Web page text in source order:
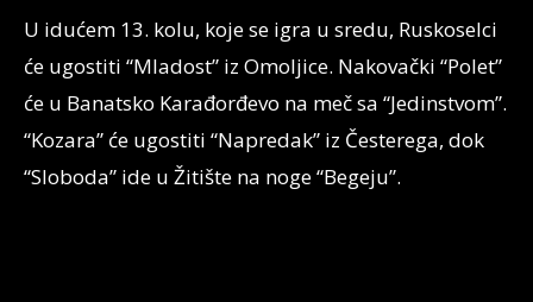
U idućem 13. kolu, koje se igra u sredu, Ruskoselci
će ugostiti “Mladost” iz Omoljice. Nakovački “Polet”
će u Banatsko Karađorđevo na meč sa “Jedinstvom”.
“Kozara” će ugostiti “Napredak” iz Česterega, dok
“Sloboda” ide u Žitište na noge “Begeju”.